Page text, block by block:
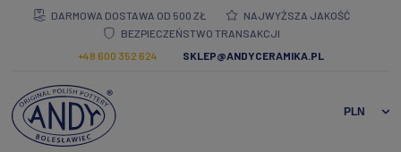
DARMOWA DOSTAWA OD 500 ZŁ
NAJWYŻSZA JAKOŚĆ
BEZPIECZEŃSTWO TRANSAKCJI
+48 600 352 624
SKLEP@ANDYCERAMIKA.PL